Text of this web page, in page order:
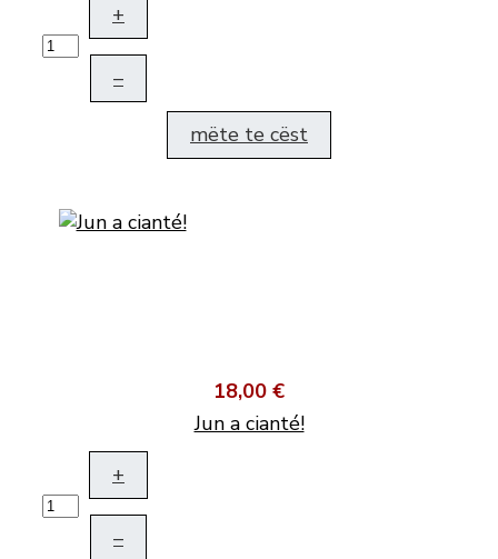
+
–
mëte te cëst
18,00 €
Jun a cianté!
+
–